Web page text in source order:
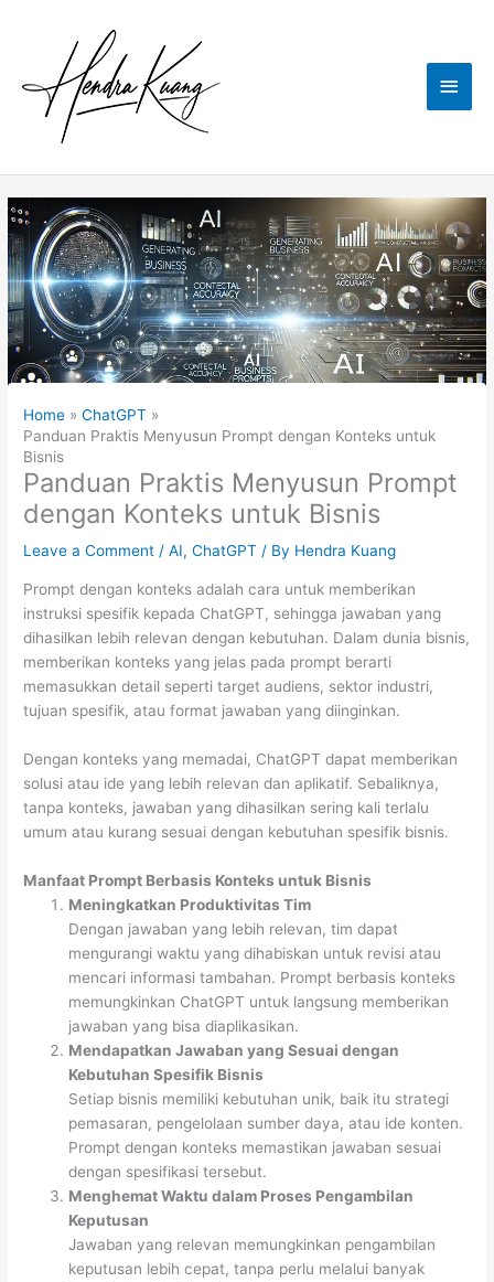
Main
Home
ChatGPT
Panduan Praktis Menyusun Prompt dengan Konteks untuk
Bisnis
Panduan Praktis Menyusun Prompt
dengan Konteks untuk Bisnis
Leave a Comment /AI,ChatGPT / By Hendra Kuang
Prompt dengan konteks adalah cara untuk memberikan
instruksi spesifik kepada ChatGPT, sehingga jawaban yang
dihasilkan lebih relevan dengan kebutuhan. Dalam dunia bisnis,
memberikan konteks yang jelas pada prompt berarti
memasukkan detail seperti target audiens, sektor industri,
tujuan spesifik, atau format jawaban yang diinginkan.
Dengan konteks yang memadai, ChatGPT dapat memberikan
solusi atau ide yang lebih relevan dan aplikatif. Sebaliknya,
tanpa konteks, jawaban yang dihasilkan sering kali terlalu
umum atau kurang sesuai dengan kebutuhan spesifik bisnis.
Manfaat Prompt Berbasis Konteks untuk Bisnis
Meningkatkan Produktivitas Tim
Dengan jawaban yang lebih relevan, tim dapat
mengurangi waktu yang dihabiskan untuk revisi atau
mencari informasi tambahan. Prompt berbasis konteks
memungkinkan ChatGPT untuk langsung memberikan
jawaban yang bisa diaplikasikan.
Mendapatkan Jawaban yang Sesuai dengan
Kebutuhan Spesifik Bisnis
Setiap bisnis memiliki kebutuhan unik, baik itu strategi
pemasaran, pengelolaan sumber daya, atau ide konten.
Prompt dengan konteks memastikan jawaban sesuai
dengan spesifikasi tersebut.
Menghemat Waktu dalam Proses Pengambilan
Keputusan
Jawaban yang relevan memungkinkan pengambilan
keputusan lebih cepat, tanpa perlu melalui banyak